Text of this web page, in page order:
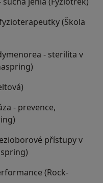
(Škola
- sterilita v
- prevence,
přístupy v
(Rock-